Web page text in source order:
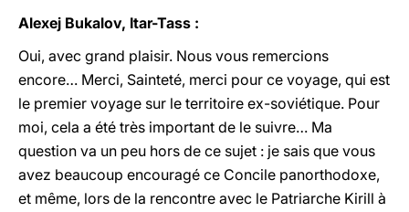
Alexej Bukalov, Itar-Tass :
Oui, avec grand plaisir. Nous vous remercions
encore… Merci, Sainteté, merci pour ce voyage, qui est
le premier voyage sur le territoire ex-soviétique. Pour
moi, cela a été très important de le suivre… Ma
question va un peu hors de ce sujet : je sais que vous
avez beaucoup encouragé ce Concile panorthodoxe,
et même, lors de la rencontre avec le Patriarche Kirill à